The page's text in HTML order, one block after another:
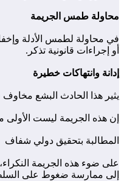
محاولة طمس الجريمة
في محاولة لطمس الأدلة
أو إجراءات قانونية تذكر.
إدانة وانتهاكات خطيرة
يثير هذا الحادث البشع
إن هذه الجريمة ليست الأولى
المطالبة بتحقيق دولي شفاف
على ضوء هذه الجريمة
إلى ممارسة ضغوط على